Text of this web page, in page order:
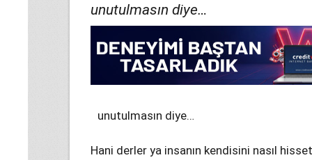
unutulmasın diye…
unutulmasın diye…
Hani derler ya insanın kendisini nasıl